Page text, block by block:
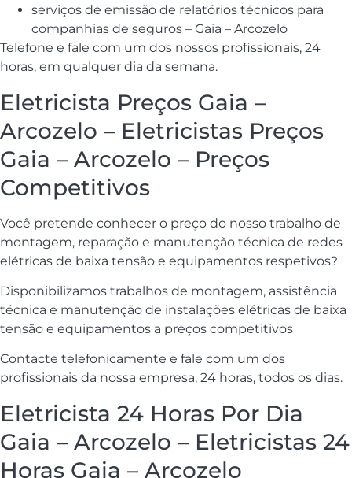
serviços de emissão de relatórios técnicos para
companhias de seguros – Gaia – Arcozelo
Telefone e fale com um dos nossos profissionais, 24
horas, em qualquer dia da semana.
Eletricista Preços Gaia –
Arcozelo – Eletricistas Preços
Gaia – Arcozelo – Preços
Competitivos
Você pretende conhecer o preço do nosso trabalho de
montagem, reparação e manutenção técnica de redes
elétricas de baixa tensão e equipamentos respetivos?
Disponibilizamos trabalhos de montagem, assistência
técnica e manutenção de instalações elétricas de baixa
tensão e equipamentos a preços competitivos
Contacte telefonicamente e fale com um dos
profissionais da nossa empresa, 24 horas, todos os dias.
Eletricista 24 Horas Por Dia
Gaia – Arcozelo – Eletricistas 24
Horas Gaia – Arcozelo